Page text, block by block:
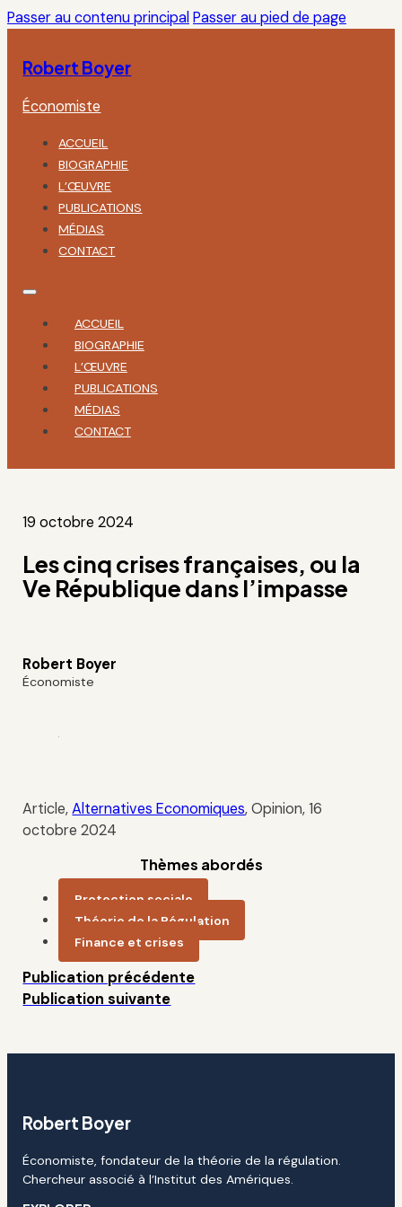
Passer au contenu principal Passer au pied de page
Robert Boyer
Économiste
ACCUEIL
BIOGRAPHIE
L’ŒUVRE
PUBLICATIONS
MÉDIAS
CONTACT
ACCUEIL
BIOGRAPHIE
L’ŒUVRE
PUBLICATIONS
MÉDIAS
CONTACT
19 octobre 2024
Les cinq crises françaises, ou la
Ve République dans l’impasse
Robert Boyer
Économiste
Article,Alternatives Economiques, Opinion, 16
octobre 2024
Thèmes abordés
Protection sociale
Théorie de la Régulation
Finance et crises
Publication précédente
Publication suivante
Robert Boyer
Économiste, fondateur de la théorie de la régulation.
Chercheur associé à l’Institut des Amériques.